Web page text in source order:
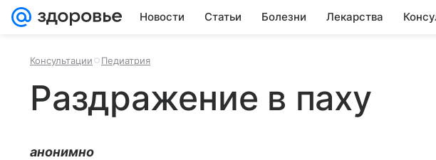
Новости Статьи Болезни Лекарства
Консультации Педиатрия
Раздражение в паху
анонимно